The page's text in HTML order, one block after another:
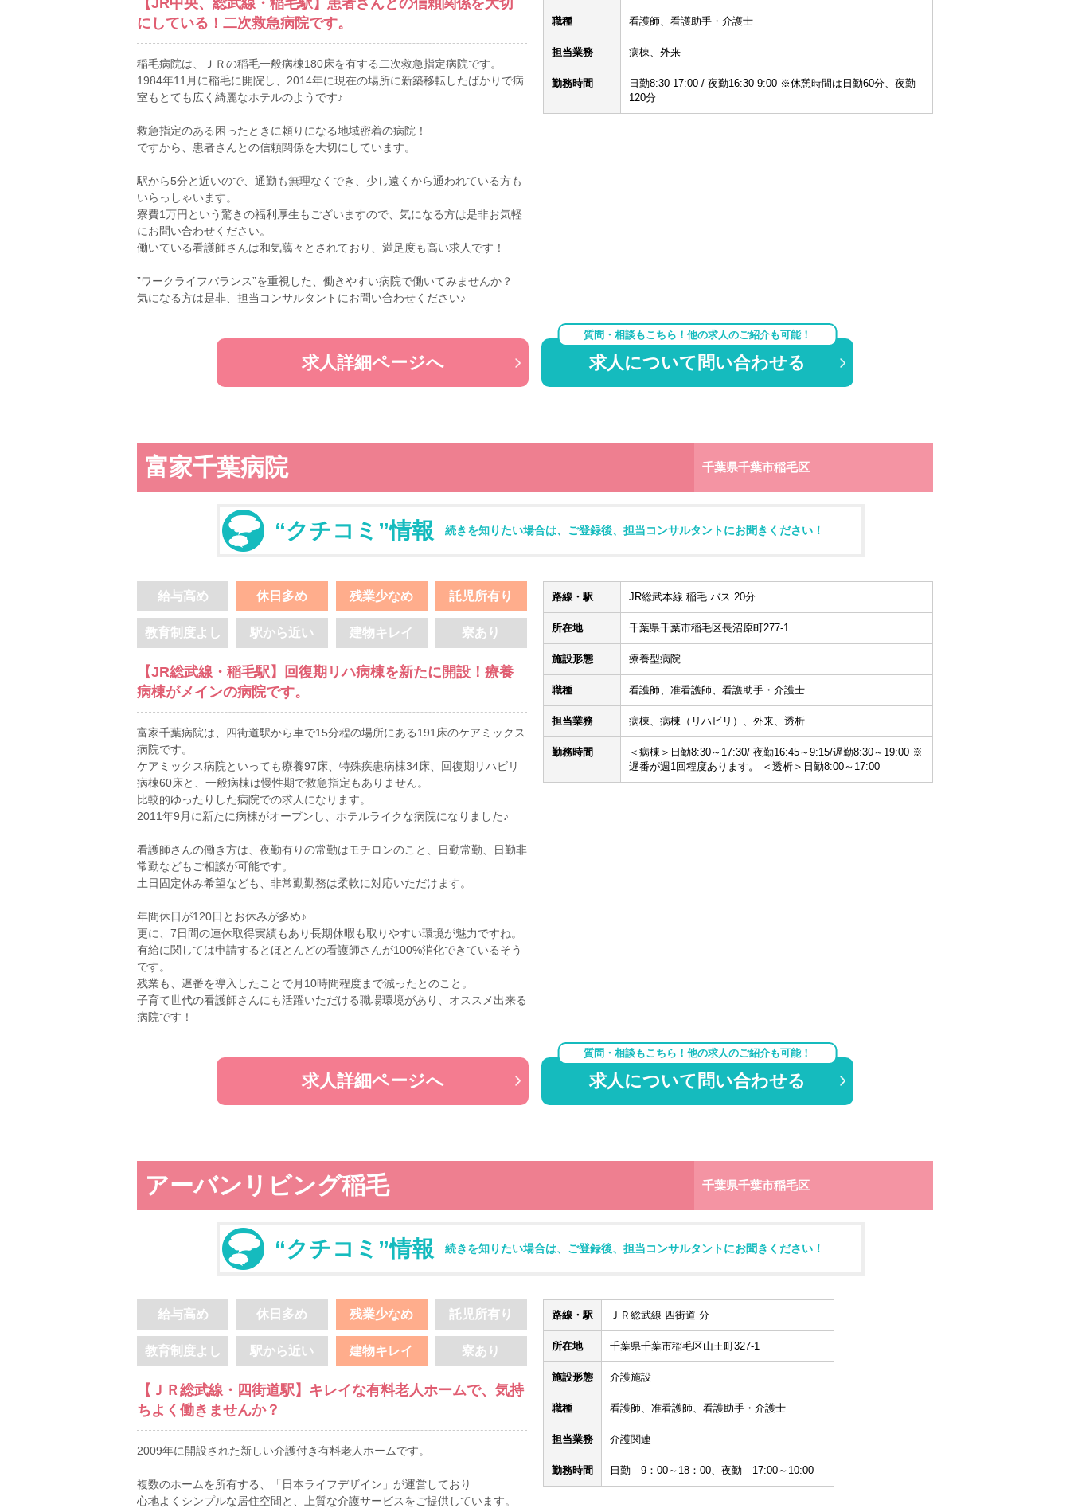
【JR中央、総武線・稲毛駅】患者さんとの信頼関係を大切
にしている！二次救急病院です。
稲毛病院は、ＪＲの稲毛一般病棟180床を有する二次救急指定病院です。
1984年11月に稲毛に開院し、2014年に現在の場所に新築移転したばかりで病
室もとても広く綺麗なホテルのようです♪
救急指定のある困ったときに頼りになる地域密着の病院！
ですから、患者さんとの信頼関係を大切にしています。
駅から5分と近いので、通勤も無理なくでき、少し遠くから通われている方も
いらっしゃいます。
寮費1万円という驚きの福利厚生もございますので、気になる方は是非お気軽
にお問い合わせください。
働いている看護師さんは和気藹々とされており、満足度も高い求人です！
”ワークライフバランス”を重視した、働きやすい病院で働いてみませんか？
気になる方は是非、担当コンサルタントにお問い合わせください♪
職種 看護師、看護助手・介護士
担当業務 病棟、外来
勤務時間
日勤8:30-17:00 / 夜勤16:30-9:00 ※休憩時間は日勤60分、夜勤
120分
求人詳細ページへ
質問・相談もこちら！他の求人のご紹介も可能！
求人について問い合わせる
富家千葉病院 千葉県千葉市稲毛区
“クチコミ”情報 続きを知りたい場合は、ご登録後、担当コンサルタントにお聞きください！
給与高め 休日多め 残業少なめ 託児所有り
教育制度よし 駅から近い 建物キレイ 寮あり
【JR総武線・稲毛駅】回復期リハ病棟を新たに開設！療養
病棟がメインの病院です。
富家千葉病院は、四街道駅から車で15分程の場所にある191床のケアミックス
病院です。
ケアミックス病院といっても療養97床、特殊疾患病棟34床、回復期リハビリ
病棟60床と、一般病棟は慢性期で救急指定もありません。
比較的ゆったりした病院での求人になります。
2011年9月に新たに病棟がオープンし、ホテルライクな病院になりました♪
看護師さんの働き方は、夜勤有りの常勤はモチロンのこと、日勤常勤、日勤非
常勤などもご相談が可能です。
土日固定休み希望なども、非常勤勤務は柔軟に対応いただけます。
年間休日が120日とお休みが多め♪
更に、7日間の連休取得実績もあり長期休暇も取りやすい環境が魅力ですね。
有給に関しては申請するとほとんどの看護師さんが100%消化できているそう
です。
残業も、遅番を導入したことで月10時間程度まで減ったとのこと。
子育て世代の看護師さんにも活躍いただける職場環境があり、オススメ出来る
病院です！
路線・駅 JR総武本線 稲毛 バス 20分
所在地 千葉県千葉市稲毛区長沼原町277-1
施設形態 療養型病院
職種 看護師、准看護師、看護助手・介護士
担当業務 病棟、病棟（リハビリ）、外来、透析
勤務時間
＜病棟＞日勤8:30～17:30/ 夜勤16:45～9:15/遅勤8:30～19:00 ※
遅番が週1回程度あります。 ＜透析＞日勤8:00～17:00
求人詳細ページへ
質問・相談もこちら！他の求人のご紹介も可能！
求人について問い合わせる
アーバンリビング稲毛 千葉県千葉市稲毛区
“クチコミ”情報 続きを知りたい場合は、ご登録後、担当コンサルタントにお聞きください！
給与高め 休日多め 残業少なめ 託児所有り
教育制度よし 駅から近い 建物キレイ 寮あり
【ＪＲ総武線・四街道駅】キレイな有料老人ホームで、気持
ちよく働きませんか？
2009年に開設された新しい介護付き有料老人ホームです。
複数のホームを所有する、「日本ライフデザイン」が運営しており
心地よくシンプルな居住空間と、上質な介護サービスをご提供しています。
路線・駅 ＪＲ総武線 四街道 分
所在地 千葉県千葉市稲毛区山王町327-1
施設形態 介護施設
職種 看護師、准看護師、看護助手・介護士
担当業務 介護関連
勤務時間 日勤 9：00～18：00、夜勤 17:00～10:00